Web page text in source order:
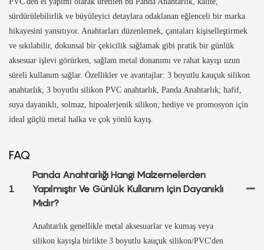
sürdürülebilirlik ve büyüleyici detaylara odaklanan eğlenceli bir marka
hikayesini yansıtıyor. Anahtarları düzenlemek, çantaları kişiselleştirmek
ve sıkılabilir, dokunsal bir çekicilik sağlamak gibi pratik bir günlük
aksesuar işlevi görürken, sağlam metal donanımı ve rahat kayışı uzun
süreli kullanım sağlar. Özellikler ve avantajlar: 3 boyutlu kauçuk silikon
anahtarlık, 3 boyutlu silikon PVC anahtarlık, Panda Anahtarlık; hafif,
suya dayanıklı, solmaz, hipoalerjenik silikon; hediye ve promosyon için
ideal güçlü metal halka ve çok yönlü kayış.
FAQ
1
Panda Anahtarlığı Hangi Malzemelerden
Yapılmıştır Ve Günlük Kullanım Için Dayanıklı
Mıdır?
Anahtarlık genellikle metal aksesuarlar ve kumaş veya
silikon kayışla birlikte 3 boyutlu kauçuk silikon/PVC'den